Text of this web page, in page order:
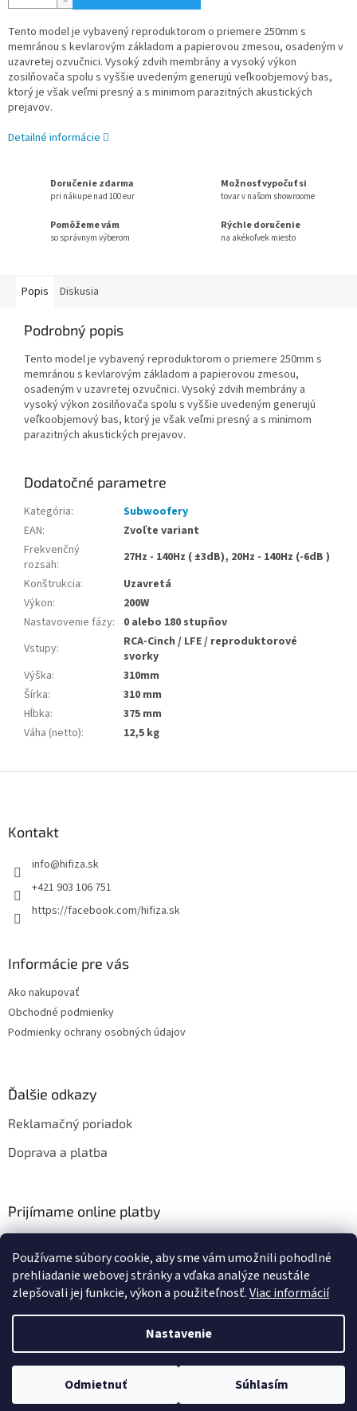
Používame súbory cookie, aby sme vám umožnili pohodlné
prehliadanie webovej stránky a vďaka analýze neustále
zlepšovali jej funkcie, výkon a použiteľnosť.Viac informácií
Nastavenie
Odmietnuť Súhlasím
Tento model je vybavený reproduktorom o priemere 250mm s
memránou s kevlarovým základom a papierovou zmesou, osadeným v
uzavretej ozvučnici. Vysoký zdvih membrány a vysoký výkon
zosilňovača spolu s vyššie uvedeným generujú veľkoobjemový bas,
ktorý je však veľmi presný a s minimom parazitných akustických
prejavov.
Detailné informácie
Doručenie zdarma
pri nákupe nad 100 eur
Možnosť vypočuť si
tovar v našom showroome
Pomôžeme vám
so správnym výberom
Rýchle doručenie
na akékoľvek miesto
Popis Diskusia
Podrobný popis
Tento model je vybavený reproduktorom o priemere 250mm s
memránou s kevlarovým základom a papierovou zmesou,
osadeným v uzavretej ozvučnici. Vysoký zdvih membrány a
vysoký výkon zosilňovača spolu s vyššie uvedeným generujú
veľkoobjemový bas, ktorý je však veľmi presný a s minimom
parazitných akustických prejavov.
Dodatočné parametre
Kategória:
Subwoofery
EAN:
Zvoľte variant
Frekvenčný
rozsah:
27Hz - 140Hz ( ±3dB), 20Hz - 140Hz (-6dB )
Konštrukcia:
Uzavretá
Výkon:
200W
Nastavovenie fázy:
0 alebo 180 stupňov
Vstupy:
RCA-Cinch / LFE / reproduktorové
svorky
Výška:
310mm
Šírka:
310 mm
Hĺbka:
375 mm
Váha (netto): 12,5 kg
Kontakt
info@hifiza.sk
+421 903 106 751
https://facebook.com/hifiza.sk
Informácie pre vás
Ako nakupovať
Obchodné podmienky
Podmienky ochrany osobných údajov
Ďalšie odkazy
Reklamačný poriadok
Doprava a platba
Prijímame online platby
Copyright 2026HIFIZA. Všetky práva vyhradené.Upraviť nastavenie